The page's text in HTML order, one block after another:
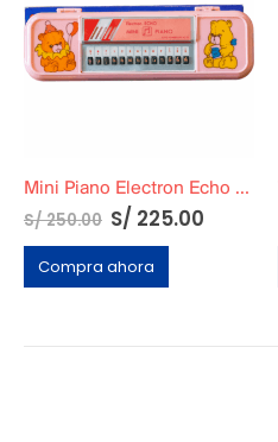
Mini Piano Electron Echo Funcional + Cartuchera
S/250.00 S/ 225.00
Compra ahora